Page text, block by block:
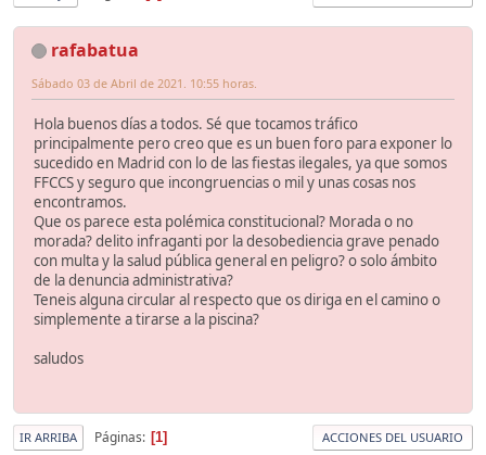
rafabatua
Sábado 03 de Abril de 2021. 10:55 horas.
Hola buenos días a todos. Sé que tocamos tráfico
principalmente pero creo que es un buen foro para exponer lo
sucedido en Madrid con lo de las fiestas ilegales, ya que somos
FFCCS y seguro que incongruencias o mil y unas cosas nos
encontramos.
Que os parece esta polémica constitucional? Morada o no
morada? delito infraganti por la desobediencia grave penado
con multa y la salud pública general en peligro? o solo ámbito
de la denuncia administrativa?
Teneis alguna circular al respecto que os diriga en el camino o
simplemente a tirarse a la piscina?
saludos
IR ARRIBA Páginas 1 ACCIONES DEL USUARIO